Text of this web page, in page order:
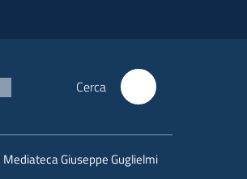
Cerca
Mediateca Giuseppe Guglielmi